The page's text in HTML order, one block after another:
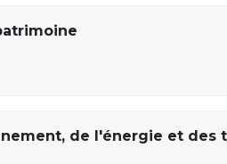
de l'énergie et des